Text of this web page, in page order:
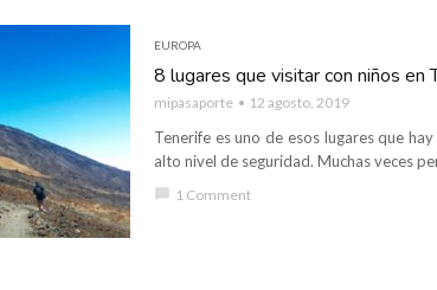
EUROPA
8 lugares que visitar con niños en
mipasaporte 12 agosto, 2019
Tenerife es uno de esos lugares que
alto nivel de seguridad. Muchas veces
chat_bubble 1 Comment